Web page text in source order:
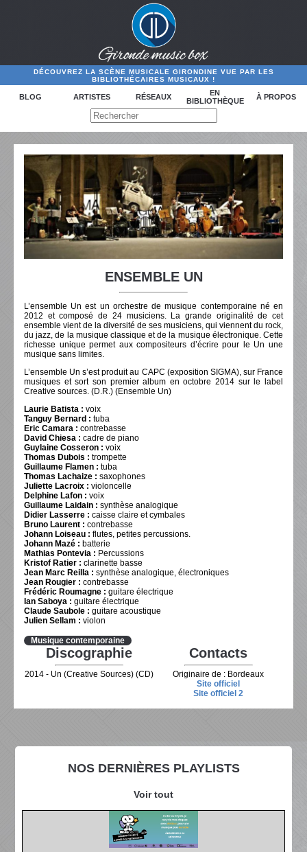
DÉCOUVREZ LA SCÈNE MUSICALE GIRONDINE VUE PAR LES
BIBLIOTHÉCAIRES MUSICAUX !
BLOG ARTISTES RÉSEAUX
EN
BIBLIOTHÈQUE
À PROPOS
NOS DERNIÈRES PLAYLISTS
Voir tout
ENSEMBLE UN
L’ensemble Un est un orchestre de musique contemporaine né en
2012 et composé de 24 musiciens. La grande originalité de cet
ensemble vient de la diversité de ses musiciens, qui viennent du rock,
du jazz, de la musique classique et de la musique électronique. Cette
richesse unique permet aux compositeurs d’écrire pour le Un une
musique sans limites.
L’ensemble Un s’est produit au CAPC (exposition SIGMA), sur France
musiques et sort son premier album en octobre 2014 sur le label
Creative sources. (D.R.) (Ensemble Un)
Laurie Batista : voix
Tanguy Bernard : tuba
Eric Camara : contrebasse
David Chiesa : cadre de piano
Guylaine Cosseron : voix
Thomas Dubois : trompette
Guillaume Flamen : tuba
Thomas Lachaize : saxophones
Juliette Lacroix : violoncelle
Delphine Lafon : voix
Guillaume Laidain : synthèse analogique
Didier Lasserre : caisse claire et cymbales
Bruno Laurent : contrebasse
Johann Loiseau : flutes, petites percussions.
Johann Mazé : batterie
Mathias Pontevia : Percussions
Kristof Ratier : clarinette basse
Jean Marc Reilla : synthèse analogique, électroniques
Jean Rougier : contrebasse
Frédéric Roumagne : guitare électrique
Ian Saboya : guitare électrique
Claude Saubole : guitare acoustique
Julien Sellam : violon
Musique contemporaine
Discographie
2014 - Un (Creative Sources) (CD)
Contacts
Originaire de : Bordeaux
Site officiel
Site officiel 2